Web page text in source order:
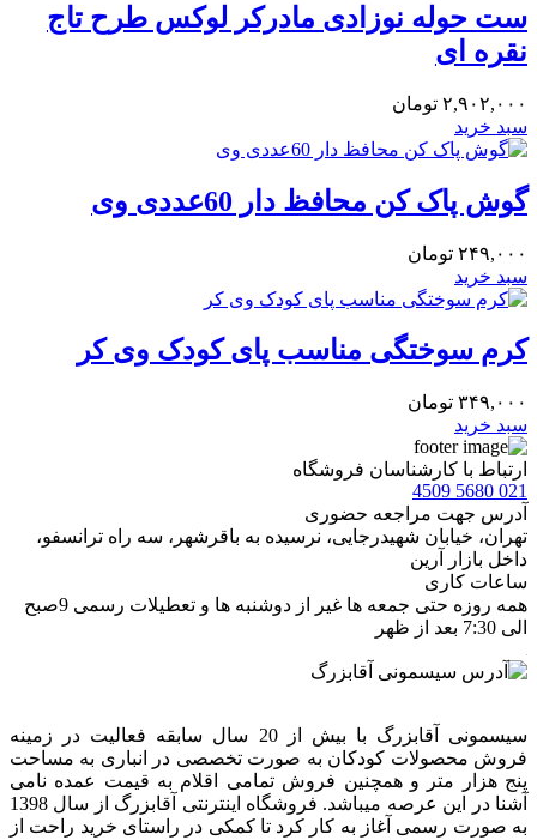
‎ست حوله نوزادی مادرکر لوکس طرح تاج
نقره ای
۲,۹۰۲,۰۰۰ تومان
سبد خرید
گوش پاک کن محافظ دار 60عددی وی
۲۴۹,۰۰۰ تومان
سبد خرید
کرم سوختگی مناسب پای کودک وی کر
۳۴۹,۰۰۰ تومان
سبد خرید
ارتباط با کارشناسان فروشگاه
021 5680 4509
آدرس جهت مراجعه حضوری
تهران، خيابان شهيدرجايى، نرسیده به باقرشهر، سه راه ترانسفو،
داخل بازار آرین
ساعات کاری
همه روزه حتی جمعه ها غیر از دوشنبه ها و تعطیلات رسمی 9صبح
الی 7:30 بعد از ظهر
سیسمونی آقابزرگ با بیش از 20 سال سابقه فعالیت در زمینه
فروش محصولات کودکان به صورت تخصصی در انباری به مساحت
پنج هزار متر و همچنین فروش تمامی اقلام به قیمت عمده نامی
آشنا در این عرصه میباشد. فروشگاه اینترنتی آقابزرگ از سال 1398
به صورت رسمی آغاز به کار کرد تا کمکی در راستای خرید راحت از